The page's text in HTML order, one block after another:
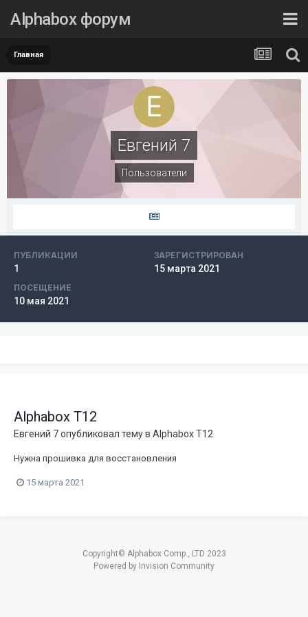
Alphabox форум
Главная
Евгений 7
Пользователи
ПУБЛИКАЦИИ
1
ЗАРЕГИСТРИРОВАН
15 марта 2021
ПОСЕЩЕНИЕ
10 мая 2021
Alphabox T12
Евгений 7опубликовал тему в Alphabox T12
Нужна прошивка для восстановления
15 марта 2021
Copyright© Alphabox Comp., LTD 2023
Powered by Invision Community